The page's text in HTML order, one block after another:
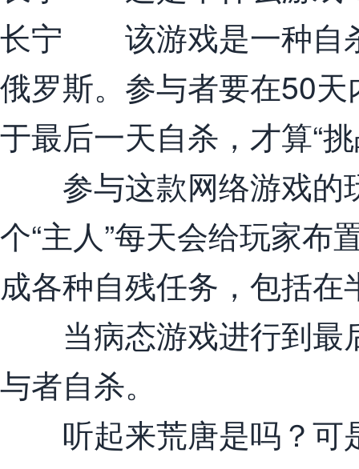
长宁 该游戏是一种自
俄罗斯。参与者要在50
于最后一天自杀，才算“
参与这款网络游戏的
个“主人”每天会给玩家布
成各种自残任务，包括
当病态游戏进行到最
与者自杀。
听起来荒唐是吗？可